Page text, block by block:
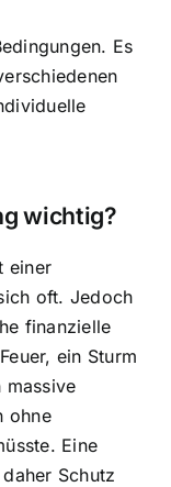
Es
wichtig?
einer
oft. Jedoch
finanzielle
ein Sturm
massive
ohne
Eine
Schutz